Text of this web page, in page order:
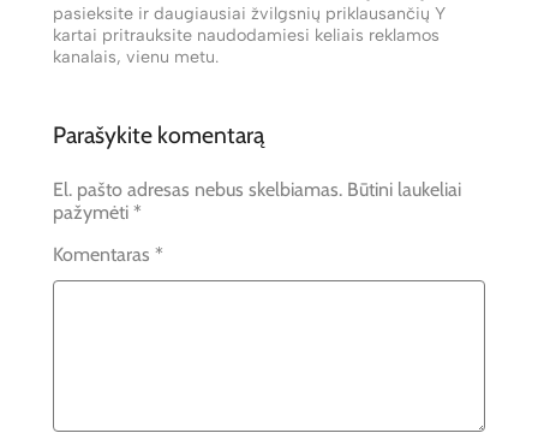
pasieksite ir daugiausiai žvilgsnių priklausančių Y
kartai pritrauksite naudodamiesi keliais reklamos
kanalais, vienu metu.
Parašykite komentarą
El. pašto adresas nebus skelbiamas. Būtini laukeliai
pažymėti *
Komentaras *